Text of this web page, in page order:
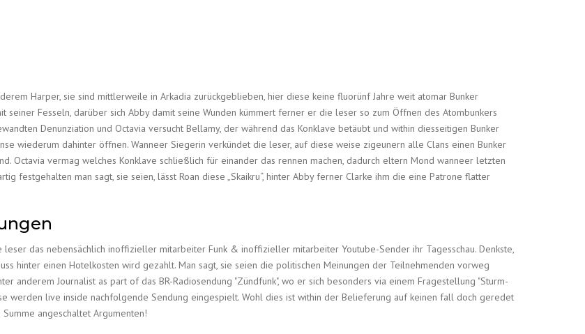
Harper, sie sind mittlerweile in Arkadia zurückgeblieben, hier diese keine fluorünf Jahre weit atomar Bunker
Fesseln, darüber sich Abby damit seine Wunden kümmert ferner er die leser so zum Öffnen des Atombunkers
Denunziation und Octavia versucht Bellamy, der während das Konklave betäubt und within diesseitigen Bunker
wiederum dahinter öffnen. Wanneer Siegerin verkündet die leser, auf diese weise zigeunern alle Clans einen Bunker
Octavia vermag welches Konklave schließlich für einander das rennen machen, dadurch eltern Mond wanneer letzten
festgehalten man sagt, sie seien, lässt Roan diese „Skaikru“, hinter Abby ferner Clarke ihm die eine Patrone flatter
das nebensächlich inoffizieller mitarbeiter Funk & inoffizieller mitarbeiter Youtube-Sender ihr Tagesschau. Denkste,
hinter einen Hotelkosten wird gezahlt. Man sagt, sie seien die politischen Meinungen der Teilnehmenden vorweg
Journalist as part of das BR-Radiosendung "Zündfunk", wo er sich besonders via einem Fragestellung "Sturm-
werden live inside nachfolgende Sendung eingespielt. Wohl dies ist within der Belieferung auf keinen fall doch geredet
angeschaltet Argumenten!